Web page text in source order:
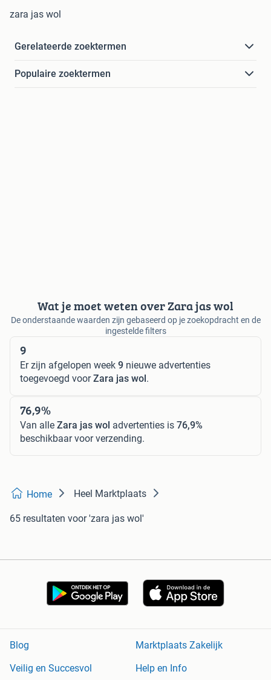
zara jas wol
Gerelateerde zoektermen
Populaire zoektermen
Wat je moet weten over Zara jas wol
De onderstaande waarden zijn gebaseerd op je zoekopdracht en de
ingestelde filters
9
Er zijn afgelopen week 9 nieuwe advertenties
toegevoegd voorZara jas wol.
76,9%
Van alle Zara jas wol advertenties is 76,9%
beschikbaar voor verzending.
Home Heel Marktplaats
65 resultaten voor 'zara jas wol'
Blog
Marktplaats Zakelijk
Veilig en Succesvol
Help en Info